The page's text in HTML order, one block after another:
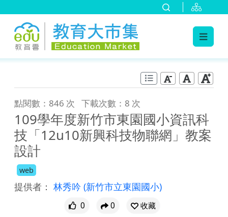
點閱數：846 次 下載次數：8 次
109學年度新竹市東園國小資訊科
技「12u10新興科技物聯網」教案
設計
web
提供者： 林秀吟 (新竹市立東園國小)
0 0
收藏